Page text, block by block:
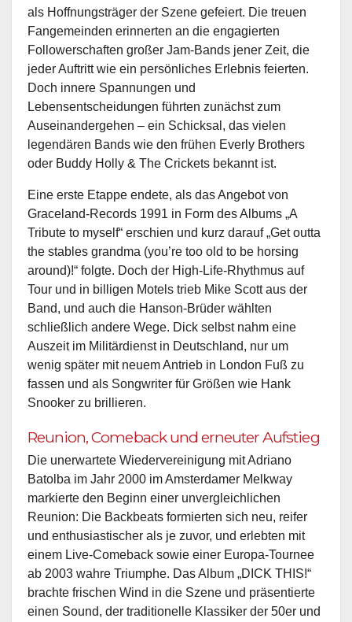
als Hoffnungsträger der Szene gefeiert. Die treuen
Fangemeinden erinnerten an die engagierten
Followerschaften großer Jam-Bands jener Zeit, die
jeder Auftritt wie ein persönliches Erlebnis feierten.
Doch innere Spannungen und
Lebensentscheidungen führten zunächst zum
Auseinandergehen – ein Schicksal, das vielen
legendären Bands wie den frühen Everly Brothers
oder Buddy Holly & The Crickets bekannt ist.
Eine erste Etappe endete, als das Angebot von
Graceland-Records 1991 in Form des Albums „A
Tribute to myself“ erschien und kurz darauf „Get outta
the stables grandma (you’re too old to be horsing
around)!“ folgte. Doch der High-Life-Rhythmus auf
Tour und in billigen Motels trieb Mike Scott aus der
Band, und auch die Hanson-Brüder wählten
schließlich andere Wege. Dick selbst nahm eine
Auszeit im Militärdienst in Deutschland, nur um
wenig später mit neuem Antrieb in London Fuß zu
fassen und als Songwriter für Größen wie Hank
Snooker zu brillieren.
Reunion, Comeback und erneuter Aufstieg
Die unerwartete Wiedervereinigung mit Adriano
Batolba im Jahr 2000 im Amsterdamer Melkway
markierte den Beginn einer unvergleichlichen
Reunion: Die Backbeats formierten sich neu, reifer
und enthusiastischer als je zuvor, und erlebten mit
einem Live-Comeback sowie einer Europa-Tournee
ab 2003 wahre Triumphe. Das Album „DICK THIS!“
brachte frischen Wind in die Szene und präsentierte
einen Sound, der traditionelle Klassiker der 50er und